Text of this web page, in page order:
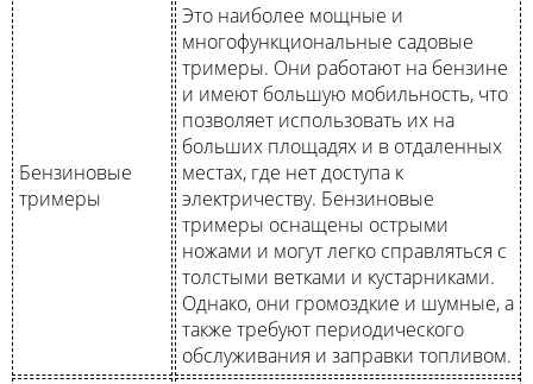
Бензиновые
тримеры
Это наиболее мощные и
многофункциональные садовые
тримеры. Они работают на бензине
и имеют большую мобильность, что
позволяет использовать их на
больших площадях и в отдаленных
местах, где нет доступа к
электричеству. Бензиновые
тримеры оснащены острыми
ножами и могут легко справляться с
толстыми ветками и кустарниками.
Однако, они громоздкие и шумные, а
также требуют периодического
обслуживания и заправки топливом.